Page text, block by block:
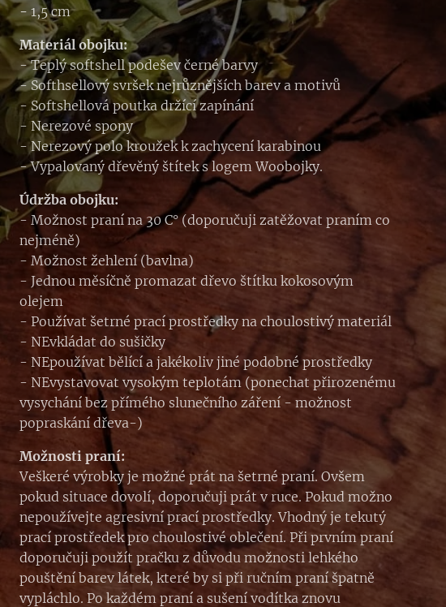
- 1,5 cm
Materiál obojku:
- Teplý softshell podešev černé barvy
- Softhsellový svršek nejrůznějších barev a motivů
- Softshellová poutka držící zapínání
- Nerezové spony
- Nerezový polo kroužek k zachycení karabinou
- Vypalovaný dřevěný štítek s logem Woobojky.
Údržba obojku:
- Možnost praní na 30 C° (doporučuji zatěžovat praním co
nejméně)
- Možnost žehlení (bavlna)
- Jednou měsíčně promazat dřevo štítku kokosovým
olejem
- Používat šetrné prací prostředky na choulostivý materiál
- NEvkládat do sušičky
- NEpoužívat bělící a jakékoliv jiné podobné prostředky
- NEvystavovat vysokým teplotám (ponechat přirozenému
vysychání bez přímého slunečního záření - možnost
popraskání dřeva-)
Možnosti praní:
Veškeré výrobky je možné prát na šetrné praní. Ovšem
pokud situace dovolí, doporučuji prát v ruce. Pokud možno
nepoužívejte agresivní prací prostředky. Vhodný je tekutý
prací prostředek pro choulostivé oblečení. Při prvním praní
doporučuji použít pračku z důvodu možnosti lehkého
pouštění barev látek, které by si při ručním praní špatně
vypláchlo. Po každém praní a sušení vodítka znovu